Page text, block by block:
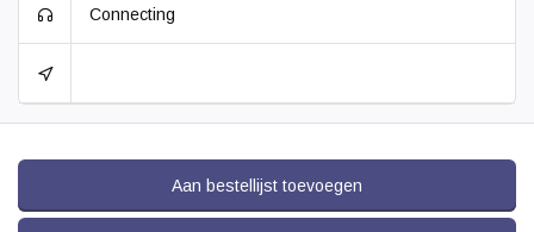
Connecting
Aan bestellijst toevoegen